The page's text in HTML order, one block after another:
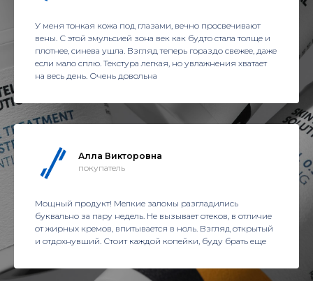
У меня тонкая кожа под глазами, вечно просвечивают
вены. С этой эмульсией зона век как будто стала толще и
плотнее, синева ушла. Взгляд теперь гораздо свежее, даже
если мало сплю. Текстура легкая, но увлажнения хватает
на весь день. Очень довольна
Алла Викторовна
покупатель
Мощный продукт! Мелкие заломы разгладились
буквально за пару недель. Не вызывает отеков, в отличие
от жирных кремов, впитывается в ноль. Взгляд открытый
и отдохнувший. Стоит каждой копейки, буду брать еще